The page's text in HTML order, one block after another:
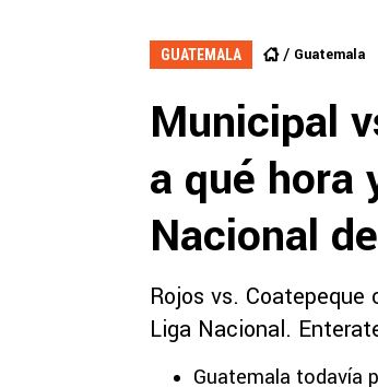
GUATEMALA Guatemala
Municipal
a qué hora
Nacional
Rojos vs.
Liga Nacional.
Guatemala todavía